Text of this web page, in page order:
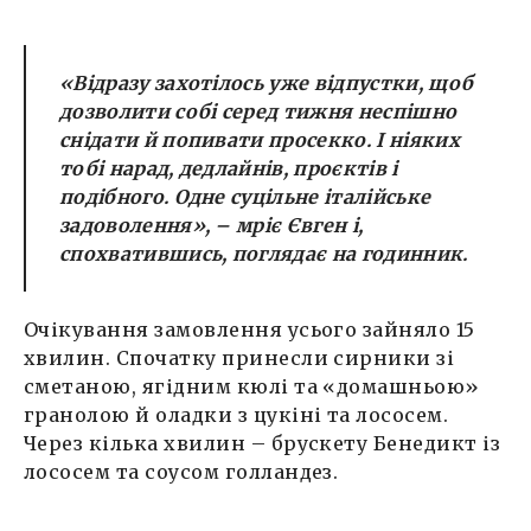
«Відразу захотілось уже відпустки, щоб
дозволити собі серед тижня неспішно
снідати й попивати просекко. І ніяких
тобі нарад, дедлайнів, проєктів і
подібного. Одне суцільне італійське
задоволення», – мріє Євген і,
спохватившись, поглядає на годинник.
Очікування замовлення усього зайняло 15
хвилин. Спочатку принесли сирники зі
сметаною, ягідним кюлі та «домашньою»
гранолою й оладки з цукіні та лососем.
Через кілька хвилин – брускету Бенедикт із
лососем та соусом голландез.